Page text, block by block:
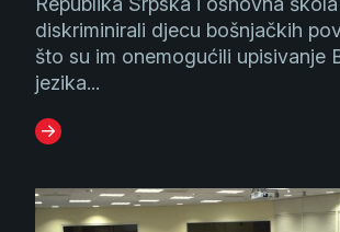
diskriminirali djecu bošnjačkih
što su im onemogućili upisivanje
jezika...